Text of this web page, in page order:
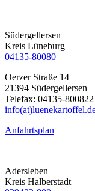
Südergellersen
Kreis Lüneburg
04135-80080
Oerzer Straße 14
21394 Südergellersen
Telefax: 04135-800822
Anfahrtsplan
Adersleben
Kreis Halberstadt